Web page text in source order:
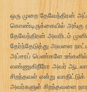
ஒரு முறை தேவேந்திரன்
கொண்டிருக்கையில் அங்கு
தேவேந்திரன் அவரிடம்
தேர்ந்தேடுத்து அவளை
அப்சரப் பெண்களே
எண்ணுகிறீரோ அவர்
சிறந்தவள் என்று
அவர்களுள் சிறந்தவளை